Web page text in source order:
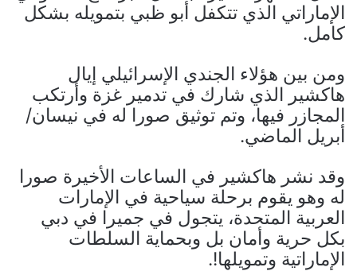
الإماراتي الذي تتكفل أبو ظبي بتمويله بشكل
كامل.
ومن بين هؤلاء الجندي الإسرائيلي إيال
هاكشير الذي شارك في تدمير غزة وأرتكب
المجازر فيها، وتم توثيق صورا له في نيسان/
أبريل الماضي.
وقد نشر هاكشير في الساعات الأخيرة صورا
له وهو يقوم برحلة سياحية في الإمارات
العربية المتحدة، يتجول في جميرا في دبي
بكل حرية وأمان بل وبحماية السلطات
الإماراتية وتمويلها!.